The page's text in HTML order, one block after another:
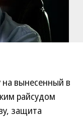
вынесенный в
райсудом
защита